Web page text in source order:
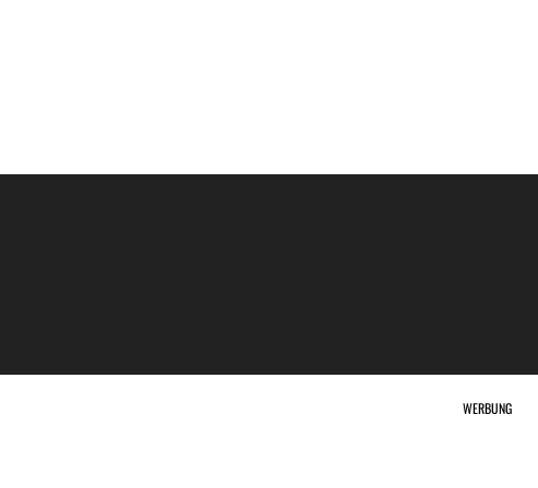
WERBUNG